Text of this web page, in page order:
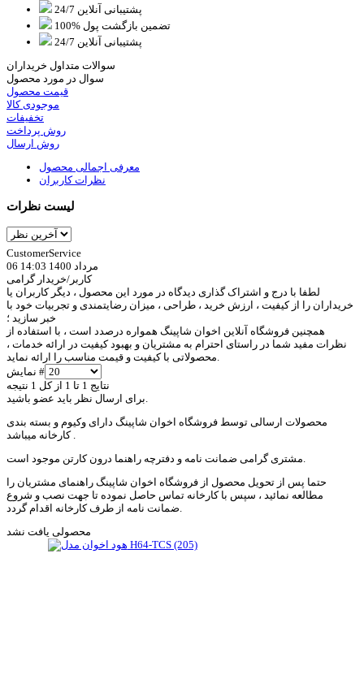
پشتیبانی آنلاین 24/7
100% تضمین بازگشت پول
پشتیبانی آنلاین 24/7
سوالات متداول خریداران
سوال در مورد محصول
قیمت محصول
موجودی کالا
تخفیفات
روش پرداخت
روش ارسال
معرفی اجمالی محصول
نظرات کاربران
لیست نظرات
CustomerService
06 مرداد 1400 14:03
کاربر/خریدار گرامی
لطفا با درج و اشتراک گذاری دیدگاه در مورد این محصول ، دیگر کاربران یا
خریداران را از کیفیت ، ارزش خرید ، طراحی ، میزان رضایتمندی و تجربیات خود با
خبر سازید ؛
همچنین فروشگاه آنلاین اخوان شاپینگ همواره درصدد است ، با استفاده از
نظرات مفید شما در راستای احترام به مشتریان و بهبود کیفیت در ارائه خدمات ،
نمایش #
نتایج 1 تا 1 از کل 1 نتیجه
محصولات ارسالی توسط فروشگاه اخوان شاپینگ دارای وکیوم و بسته بندی
کارخانه میباشد .
حتما پس از تحویل محصول از فروشگاه اخوان شاپینگ راهنمای مشتریان را
مطالعه نمائید ، سپس با کارخانه تماس حاصل نموده تا جهت نصب و شروع
محصولی یافت نشد